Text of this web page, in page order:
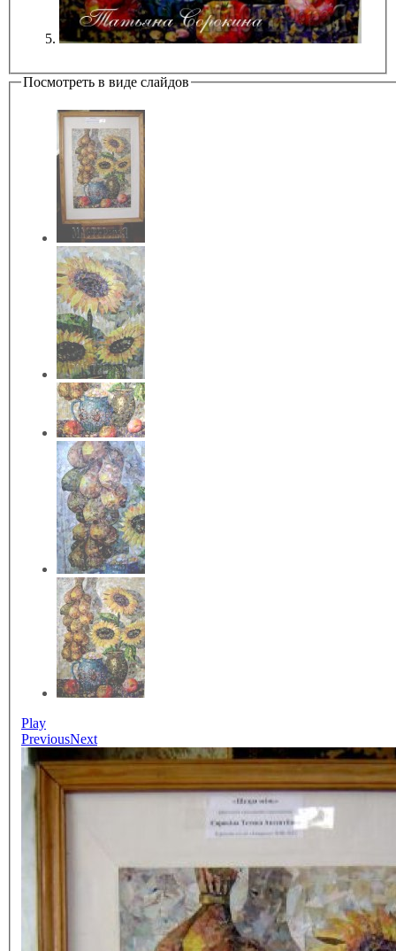
Посмотреть в виде слайдов
Play
PreviousNext